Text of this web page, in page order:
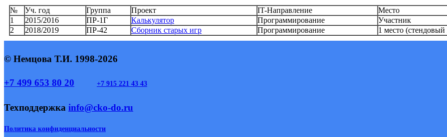
№ Уч. год Группа Проект IT-Направление Место
1
2015/2016 ПР-1Г Калькулятор Программирование Участник
2
2018/2019 ПР-42 Сборник старых игр Программирование 1 место (стендовый
© Немцова Т.И. 1998-2026
+7 499 653 80 20 +7 915 221 43 43
Техподдержка info@cko-do.ru
Политика конфиденциальности